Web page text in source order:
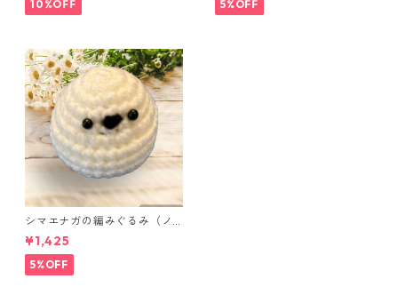
10%OFF 5%OFF
シマエナガの編みぐるみ（ノ
ーマル）
¥1,425
5%OFF